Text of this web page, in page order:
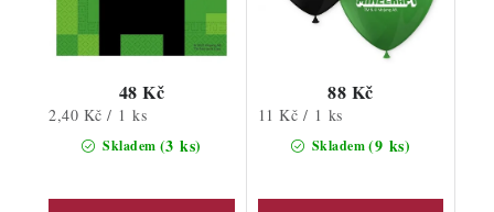
Skladem (3 ks)
48 Kč
Měrná
2,40 Kč / 1 ks
Skladem(9 ks)
88 Kč
Měrná
11 Kč / 1 ks